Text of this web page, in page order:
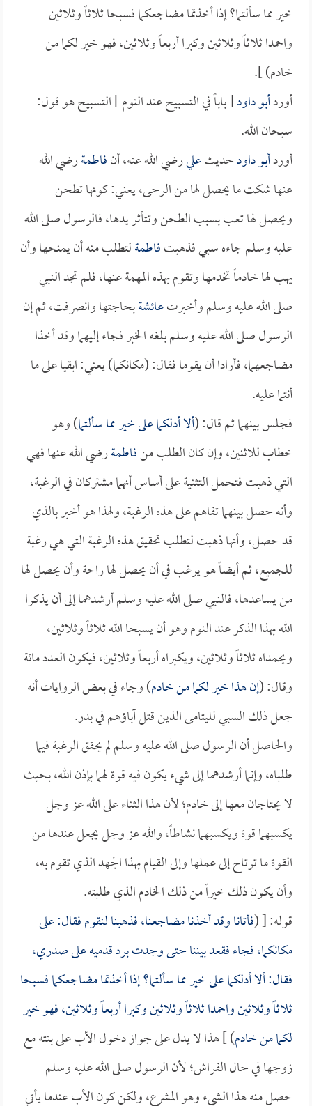
خير مما سألتما؟ إذا أخذتما مضاجعكما فسبحا ثلاثاً وثلاثين
واحمدا ثلاثاً وثلاثين وكبرا أربعاً وثلاثين، فهو خير لكما من
خادم) ].
أوردأبو داود[ باباً في التسبيح عند النوم ] التسبيح هو قول:
سبحان الله.
أوردأبو داودحديثعليرضي الله عنه، أنفاطمةرضي الله
عنها شكت ما يحصل لها من الرحى، يعني: كونها تطحن
ويحصل لها تعب بسبب الطحن وتتأثر يدها، فالرسول صلى الله
عليه وسلم جاءه سبي فذهبتفاطمةلتطلب منه أن يمنحها وأن
يهب لها خادماً تخدمها وتقوم بهذه المهمة عنها، فلم تجد النبي
صلى الله عليه وسلم وأخبرتعائشةبحاجتها وانصرفت، ثم إن
الرسول صلى الله عليه وسلم بلغه الخبر فجاء إليهما وقد أخذا
مضاجعهما، فأرادا أن يقوما فقال: (مكانكما) يعني: ابقيا على ما
أنتما عليه.
فجلس بينهما ثم قال: (ألا أدلكما على خير مما سألتما) وهو
خطاب للاثنين، وإن كان الطلب منفاطمةرضي الله عنها فهي
التي ذهبت فتحمل التثنية على أساس أنهما مشتركان في الرغبة،
وأنه حصل بينهما تفاهم على هذه الرغبة، ولهذا هو أخبر بالذي
قد حصل، وأنها ذهبت لتطلب تحقيق هذه الرغبة التي هي رغبة
للجميع، ثم أيضاً هو يرغب في أن يحصل لها راحة وأن يحصل لها
من يساعدها، فالنبي صلى الله عليه وسلم أرشدهما إلى أن يذكرا
الله بهذا الذكر عند النوم وهو أن يسبحا الله ثلاثاً وثلاثين،
ويحمداه ثلاثاً وثلاثين، ويكبراه أربعاً وثلاثين، فيكون العدد مائة
وقال: (إن هذا خير لكما من خادم) وجاء في بعض الروايات أنه
جعل ذلك السبي لليتامى الذين قتل آباؤهم في بدر.
والحاصل أن الرسول صلى الله عليه وسلم لم يحقق الرغبة فيما
طلباه، وإنما أرشدهما إلى شيء يكون فيه قوة لهما بإذن الله، بحيث
لا يحتاجان معها إلى خادم؛ لأن هذا الثناء على الله عز وجل
يكسبهما قوة ويكسبهما نشاطاً، والله عز وجل يجعل عندها من
القوة ما ترتاح إلى عملها وإلى القيام بهذا الجهد الذي تقوم به،
وأن يكون ذلك خيراً من ذلك الخادم الذي طلبته.
قوله: [ (فأتانا وقد أخذنا مضاجعنا، فذهبنا لنقوم فقال: على
مكانكما، فجاء فقعد بيننا حتى وجدت برد قدميه على صدري،
فقال: ألا أدلكما على خير مما سألتما؟ إذا أخذتما مضاجعكما فسبحا
ثلاثاً وثلاثين واحمدا ثلاثاً وثلاثين وكبرا أربعاً وثلاثين، فهو خير
لكما من خادم) ] هذا لا يدل على جواز دخول الأب على بنته مع
زوجها في حال الفراش؛ لأن الرسول صلى الله عليه وسلم
حصل منه هذا الشيء وهو المشرع، ولكن كون الأب عندما يأتي